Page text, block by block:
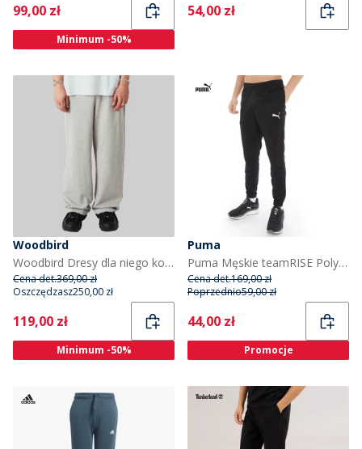
Current
99,00 zł
Minimum -50%
Current
54,00 zł
Woodbird
Woodbird Dresy dla niego kolor Light Grey Melange
Cena det.369,00 zł
Oszczędzasz250,00 zł
Current
119,00 zł
Minimum -50%
Puma
Puma Męskie teamRISE Poly Spodnie i Lajkry do Biegania Czarny
Cena det.169,00 zł
Poprzednio59,00 zł
Current
44,00 zł
Promocje